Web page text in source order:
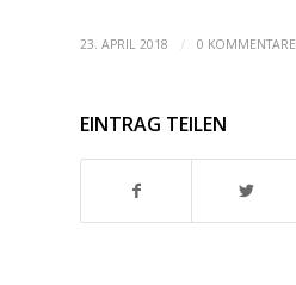
23. APRIL 2018 / 0 KOMMENTARE
EINTRAG TEILEN